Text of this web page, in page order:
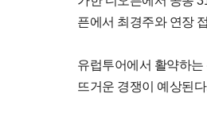
픈에서 최경주와 연장
유럽투어에서 활약하는
뜨거운 경쟁이 예상된